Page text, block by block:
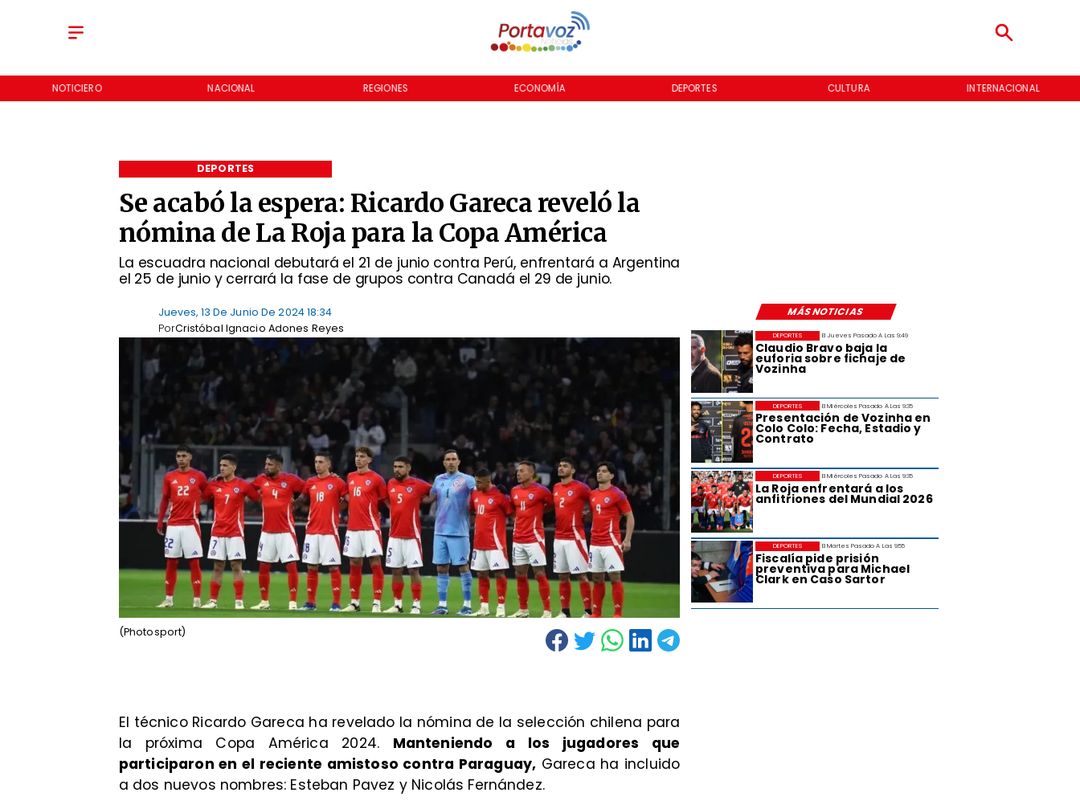
NOTICIERO NACIONAL REGIONES ECONOMÍA DEPORTES CULTURA INTERNACIONAL
Se acabó la espera: Ricardo Gareca reveló la
nómina de La Roja para la Copa América
La escuadra nacional debutará el 21 de junio contra Perú, enfrentará a Argentina
el 25 de junio y cerrará la fase de grupos contra Canadá el 29 de junio.
DEPORTES
MÁS NOTICIAS
Jueves, 13 De Junio De 2024 18:34
Cristóbal Ignacio Adones Reyes
Por
(Photosport)
El Jueves Pasado A Las 9:49
Claudio Bravo baja la
euforia sobre fichaje de
Vozinha
DEPORTES
El Miércoles Pasado A Las 9:35
Presentación de Vozinha en
Colo Colo: Fecha, Estadio y
Contrato
DEPORTES
El Miércoles Pasado A Las 9:35
La Roja enfrentará a los
anfitriones del Mundial 2026
DEPORTES
El Martes Pasado A Las 9:55
Fiscalía pide prisión
preventiva para Michael
Clark en Caso Sartor
DEPORTES
El técnico Ricardo Gareca ha revelado la nómina de la selección chilena para
la próxima Copa América 2024. Manteniendo a los jugadores que
participaron en el reciente amistoso contra Paraguay, Gareca ha incluido
a dos nuevos nombres: Esteban Pavez y Nicolás Fernández.